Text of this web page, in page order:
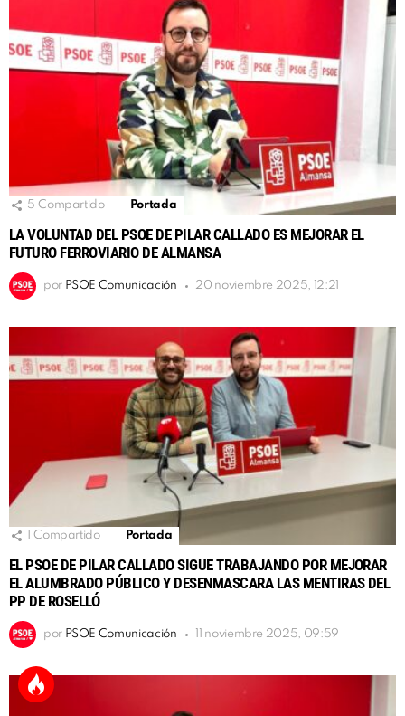
5 Compartido Portada
LA VOLUNTAD DEL PSOE DE PILAR CALLADO ES MEJORAR EL
FUTURO FERROVIARIO DE ALMANSA
por PSOE Comunicación 20 noviembre 2025, 12:21
Compartido Portada
EL PSOE DE PILAR CALLADO SIGUE TRABAJANDO POR MEJORAR
EL ALUMBRADO PÚBLICO Y DESENMASCARA LAS MENTIRAS DEL
PP DE ROSELLÓ
por PSOE Comunicación 11 noviembre 2025, 09:59